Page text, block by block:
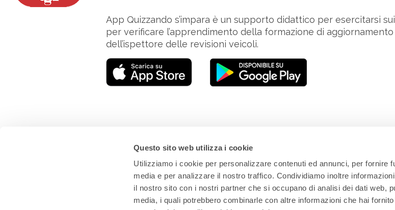
Questo sito web utilizza i cookie
Utilizziamo i cookie per personalizzare contenuti ed annunci, per fornire
media e per analizzare il nostro traffico. Condividiamo inoltre
il nostro sito con i nostri partner che si occupano di analisi dei dati web,
media, i quali potrebbero combinarle con altre informazioni che hai
App Quizzando s’impara è un supporto didattico per esercitarsi
per verificare l’apprendimento della formazione di aggiornamento
dell’ispettore delle revisioni veicoli.
Via Filippo Guarini 2 - 47121 Forlì